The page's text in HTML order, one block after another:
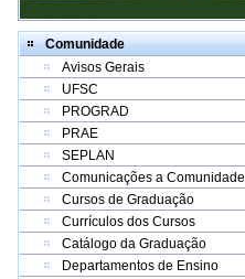
Comunidade
Avisos Gerais
UFSC
PROGRAD
PRAE
SEPLAN
Comunicações a Comunidade
Cursos de Graduação
Currículos dos Cursos
Catálogo da Graduação
Departamentos de Ensino